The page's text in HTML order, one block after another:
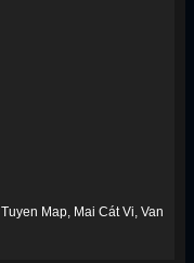
Tuyen Map Mai Cát Vi Van